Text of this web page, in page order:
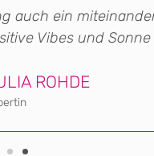
auch ein
Vibes und
ROHDE